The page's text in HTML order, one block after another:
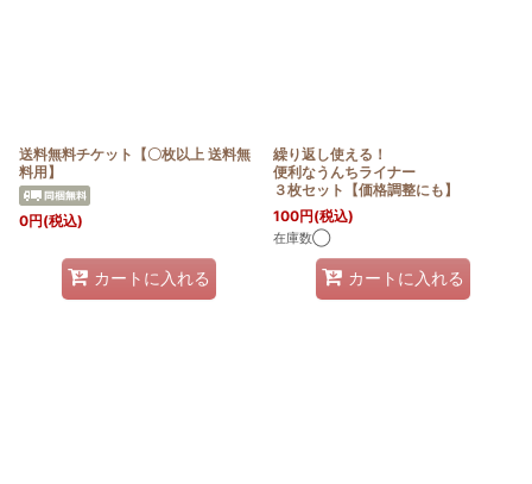
送料無料チケット【〇枚以上 送料無
料用】
0円(税込)
カートに入れる
繰り返し使える！
便利なうんちライナー
３枚セット【価格調整にも】
100円(税込)
在庫数◯
カートに入れる